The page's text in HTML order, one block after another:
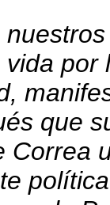
por
que
Correa